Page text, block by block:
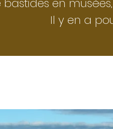
bastides en musées,
Il y en a